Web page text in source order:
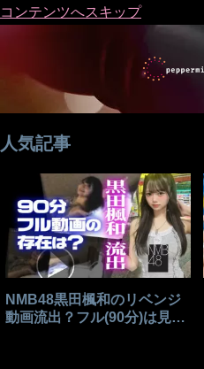
コンテンツへスキップ
人気記事
NMB48黒田楓和のリベンジ
動画流出？フル(90分)は見れ